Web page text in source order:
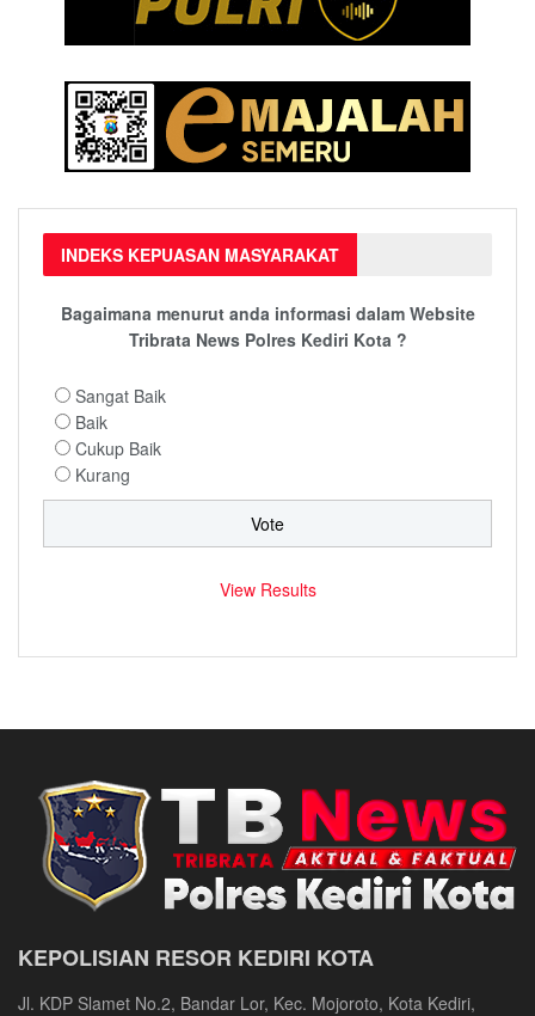
INDEKS KEPUASAN MASYARAKAT
Bagaimana menurut anda informasi dalam Website
Tribrata News Polres Kediri Kota ?
Sangat Baik
Baik
Cukup Baik
Kurang
View Results
KEPOLISIAN RESOR KEDIRI KOTA
Jl. KDP Slamet No.2, Bandar Lor, Kec. Mojoroto, Kota Kediri,